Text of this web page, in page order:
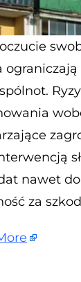
ograniczają
nawet do
za